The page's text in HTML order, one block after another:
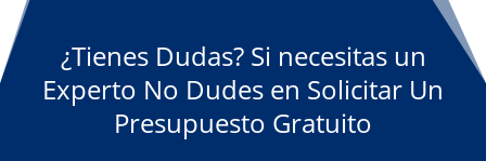
¿Tienes Dudas? Si necesitas un
Experto No Dudes en Solicitar Un
Presupuesto Gratuito